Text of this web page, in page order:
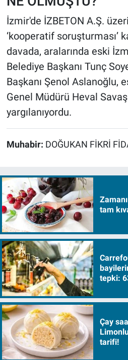
İzmir'de İZBETON A.Ş.
‘kooperatif soruşturması’
davada, aralarında eski
Belediye Başkanı Tunç
Başkanı Şenol Aslanoğlu,
Genel Müdürü Heval Savaş
yargılanıyordu.
Muhabir: DOĞUKAN FİKRİ
tam
tepki:
Çay
tarifi!